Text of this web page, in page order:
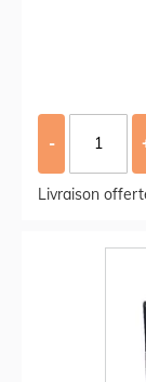
-
Livraison